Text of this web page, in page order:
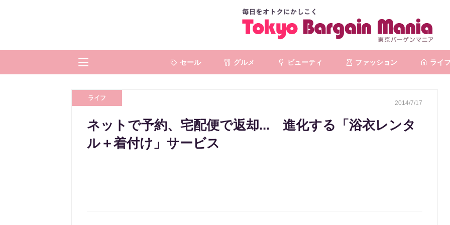
セール グルメ ビューティ ファッション ライフ
ライフ
2014/7/17
ネットで予約、宅配便で返却... 進化する「浴衣レンタ
ル＋着付け」サービス